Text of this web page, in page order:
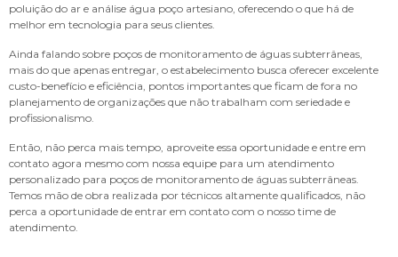
poluição do ar e análise água poço artesiano, oferecendo o que há de
melhor em tecnologia para seus clientes.
Ainda falando sobre poços de monitoramento de águas subterrâneas,
mais do que apenas entregar, o estabelecimento busca oferecer excelente
custo-benefício e eficiência, pontos importantes que ficam de fora no
planejamento de organizações que não trabalham com seriedade e
profissionalismo.
Então, não perca mais tempo, aproveite essa oportunidade e entre em
contato agora mesmo com nossa equipe para um atendimento
personalizado para poços de monitoramento de águas subterrâneas.
Temos mão de obra realizada por técnicos altamente qualificados, não
perca a oportunidade de entrar em contato com o nosso time de
atendimento.